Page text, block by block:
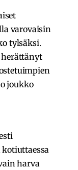
varovaisin
tylsäksi.
joukko
harva